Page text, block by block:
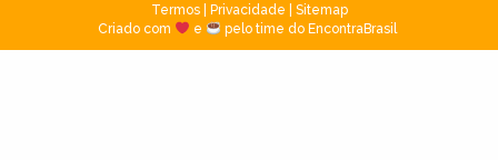
Termos| Privacidade
Sitemap
Criado com
e pelo time do EncontraBrasil